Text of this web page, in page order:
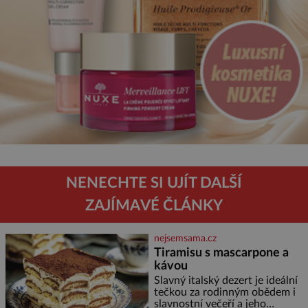
NENECHTE SI UJÍT DALŠÍ
ZAJÍMAVÉ ČLÁNKY
nejsemsama.cz
Tiramisu s mascarpone a
kávou
Slavný italský dezert je ideální
tečkou za rodinným obědem i
slavnostní večeří a jeho